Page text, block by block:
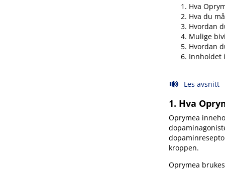
Hva
Hva du
Hvordan
Mulige
Hvordan
Innholdet
Les avsnitt
1. Hva
Oprymea
kroppen.
Oprymea